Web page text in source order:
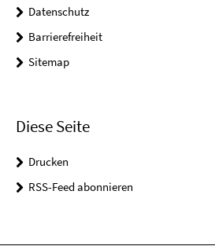
Datenschutz
Barrierefreiheit
Sitemap
Diese Seite
Drucken
RSS-Feed abonnieren